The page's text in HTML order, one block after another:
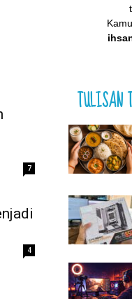
7
4
TULISAN